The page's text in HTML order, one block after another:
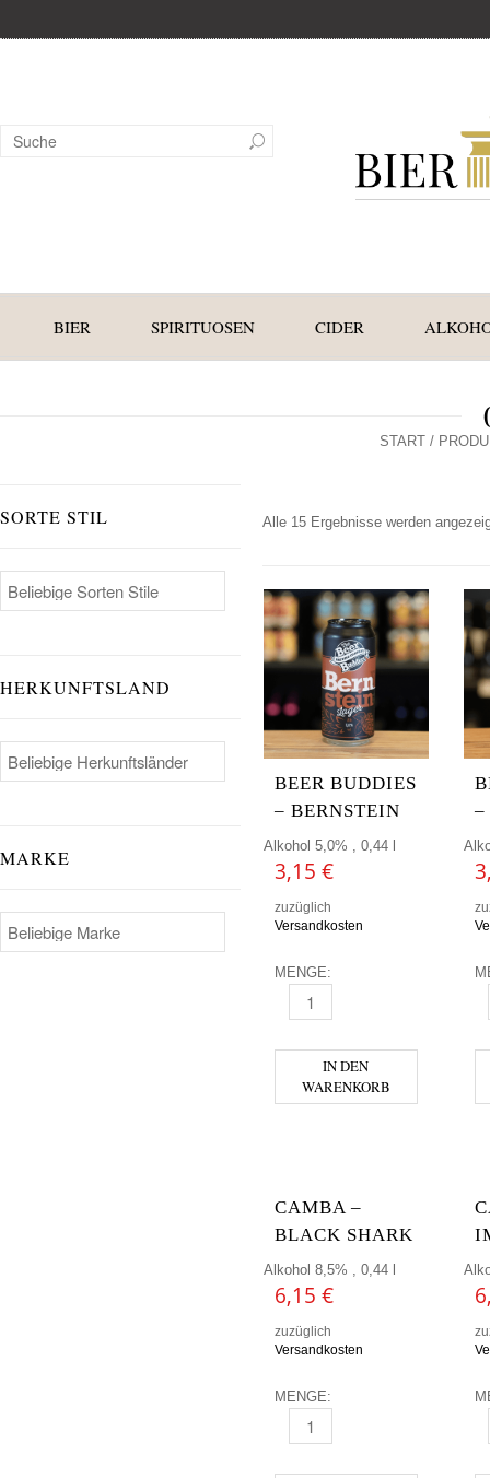
BIER SPIRITUOSEN CIDER
START /
SORTE STIL
HERKUNFTSLAND
MARKE
Alle 15 Ergebnisse werden
BEER BUDDIES
– BERNSTEIN
Alkohol 5,0% , 0,44 l
3,15 €
zuzüglich
Versandkosten
MENGE:
BEER BUDDIES - BERNSTEIN
IN DEN
WARENKORB
–
CAMBA –
BLACK SHARK
Alkohol 8,5% , 0,44 l
6,15 €
zuzüglich
Versandkosten
MENGE:
CAMBA - BLACK SHARK